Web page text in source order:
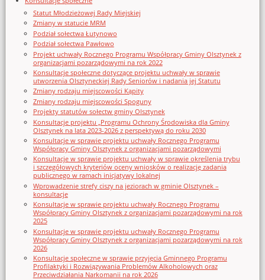
Statut Młodzieżowej Rady Miejskiej
Zmiany w statucie MRM
Podział sołectwa Łutynowo
Podział sołectwa Pawłowo
Projekt uchwały Rocznego Programu Współpracy Gminy Olsztynek z
organizacjami pozarządowymi na rok 2022
Konsultacje społeczne dotyczące projektu uchwały w sprawie
utworzenia Olsztyneckiej Rady Seniorów i nadania jej Statutu
Zmiany rodzaju miejscowości Kąpity
Zmiany rodzaju miejscowości Spoguny
Projekty statutów sołectw gminy Olsztynek
Konsultacje projektu „Programu Ochrony Środowiska dla Gminy
Olsztynek na lata 2023-2026 z perspektywą do roku 2030
Konsultacje w sprawie projektu uchwały Rocznego Programu
Współpracy Gminy Olsztynek z organizacjami pozarządowymi
Konsultacje w sprawie projektu uchwały w sprawie określenia trybu
i szczegółowych kryteriów oceny wniosków o realizację zadania
publicznego w ramach inicjatywy lokalnej
Wprowadzenie strefy ciszy na jeziorach w gminie Olsztynek –
konsultacje
Konsultacje w sprawie projektu uchwały Rocznego Programu
Współpracy Gminy Olsztynek z organizacjami pozarządowymi na rok
2025
Konsultacje w sprawie projektu uchwały Rocznego Programu
Współpracy Gminy Olsztynek z organizacjami pozarządowymi na rok
2026
Konsultacje społeczne w sprawie przyjęcia Gminnego Programu
Profilaktyki i Rozwiązywania Problemów Alkoholowych oraz
Przeciwdziałania Narkomanii na rok 2026